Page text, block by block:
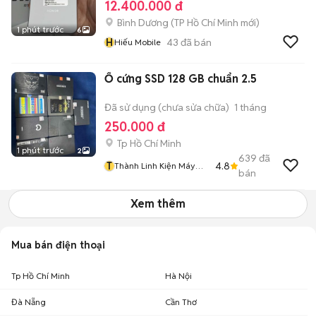
1 phút trước 6
12.400.000 đ
Bình Dương (TP Hồ Chí Minh mới)
HHiếu Mobile 43 đã bán
1 phút trước 2
Ổ cứng SSD 128 GB chuẩn 2.5
Đã sử dụng (chưa sửa chữa) 1 tháng
250.000 đ
Tp Hồ Chí Minh
T Thành Linh Kiện Máy
4.8
639 đã
bán
Xem thêm
Mua bán điện thoại
Tp Hồ Chí Minh Hà Nội
Đà Nẵng Cần Thơ